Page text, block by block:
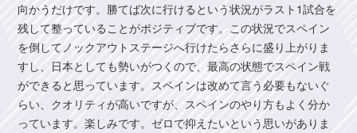
向かうだけです。勝てば次に行けるという状況がラスト1試合を
残して整っていることがポジティブです。この状況でスペイン
を倒してノックアウトステージへ行けたらさらに盛り上がりま
すし、日本としても勢いがつくので、最高の状態でスペイン戦
ができると思っています。スペインは改めて言う必要もないぐ
らい、クオリティが高いですが、スペインのやり方もよく分か
っています。楽しみです。ゼロで抑えたいという思いがありま